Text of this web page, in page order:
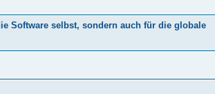
Software selbst, sondern auch für die globale